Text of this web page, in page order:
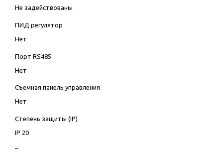
Не задействованы
ПИД регулятор
Нет
Порт RS485
Нет
Съемная панель управления
Нет
Степень защиты (IP)
IP 20